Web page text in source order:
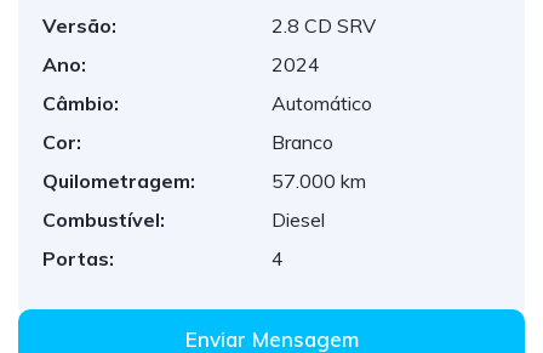
Versão:
2.8 CD SRV
Ano:
2024
Câmbio:
Automático
Cor:
Branco
Quilometragem:
57.000 km
Combustível:
Diesel
Portas:
4
Enviar Mensagem